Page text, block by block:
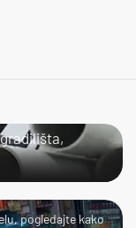
pogledajte kako